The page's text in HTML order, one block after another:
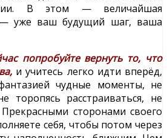
В этом — величайшая
— уже ваш будущий шаг, ваша
попробуйте вернуть то, что
и учитесь легко идти вперёд,
чудные моменты, не
торопясь расстраиваться, не
Прекрасными сторонами своего
себя, чтобы потом через